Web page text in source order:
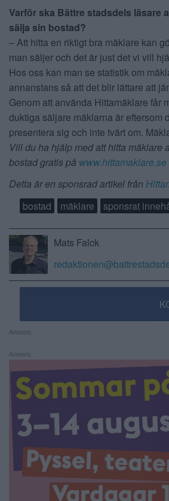
Varför ska Bättre stadsdels läsare
sälja sin bostad?
– Att hitta en riktigt bra mäklare kan
man säljer och det är just det vi vill
Hos oss kan man se statistik om
annanstans så att det blir lättare att
Genom att använda Hittamäklare får
duktiga säljare mäklarna är eftersom
presentera sig och inte tvärt om.
Vill du ha hjälp med att hitta mäklare
bostad gratis på www.hittamaklare.se
Detta är en sponsrad artikel från
bostad
mäklare sponsrat
Mats Falck
Annons:
Annons: